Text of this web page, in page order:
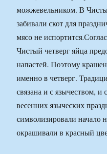
можжевельником. В
забивали скот для
мясо не
Чистый четверг яйца
напастей. Поэтому
именно в четверг.
связана и с язычеством,
весенних языческих
символизировали
окрашивали в красный